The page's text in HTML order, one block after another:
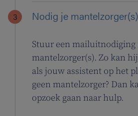
Nodig je
Stuur een mailuitnodiging
mantelzorger(s). Zo kan
als jouw assistent op het
geen mantelzorger? Dan
opzoek gaan naar hulp.